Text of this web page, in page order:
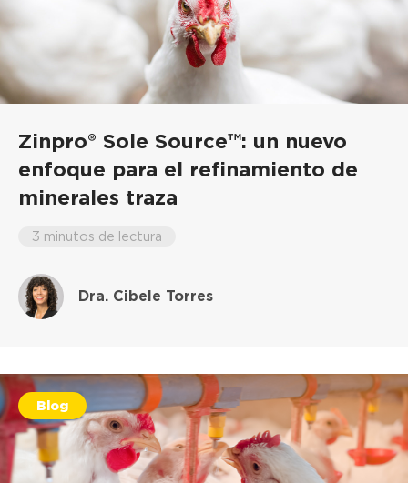
Zinpro® Sole Source™: un nuevo
enfoque para el refinamiento de
minerales traza
3 minutos de lectura
Dra. Cibele Torres
Blog